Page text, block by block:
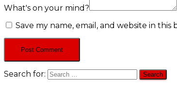
What's on your mind?
Save my name, email, and website in
Search for: